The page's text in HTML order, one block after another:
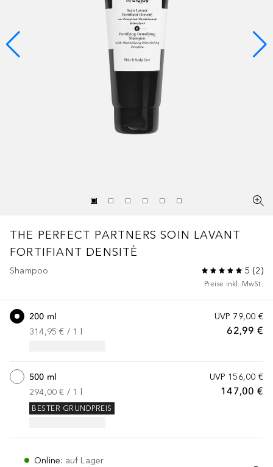
THE PERFECT PARTNERS SOIN LAVANT
FORTIFIANT DENSITÈ
Shampoo 5 (2)
Preise inkl. MwSt.
UVP 79,00 €
62,99 €
200 ml
314,95 € / 1
UVP 156,00 €
147,00 €
500 ml
294,00 € / 1
BESTER GRUNDPREIS
Online: auf Lager